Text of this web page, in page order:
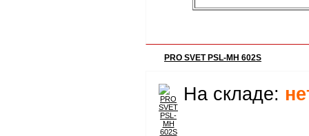
PRO SVET PSL-MH 602S
На складе: